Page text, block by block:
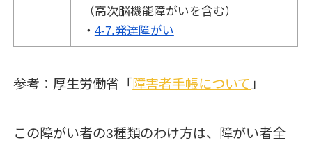
（高次脳機能障がいを含む）
・ 4-7.発達障がい
参考：厚生労働省「 障害者手帳について」
この障がい者の3種類のわけ方は、障がい者全